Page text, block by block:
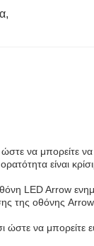
,
να μπορείτε
είναι
LED Arrow
της οθόνης Arrow
ώστε να μπορείτε